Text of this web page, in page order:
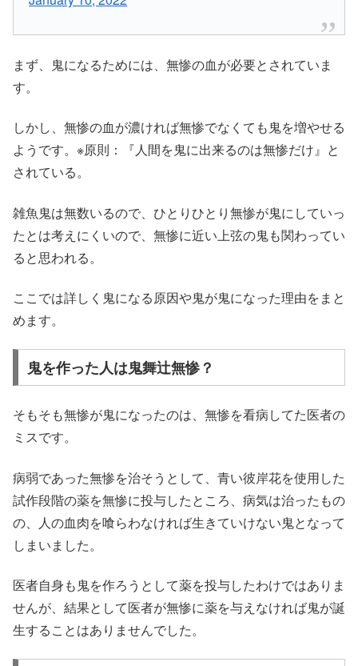
まず、鬼になるためには、無惨の血が必要とされていま
す。
しかし、無惨の血が濃ければ無惨でなくても鬼を増やせる
ようです。※原則：『人間を鬼に出来るのは無惨だけ』と
されている。
雑魚鬼は無数いるので、ひとりひとり無惨が鬼にしていっ
たとは考えにくいので、無惨に近い上弦の鬼も関わってい
ると思われる。
ここでは詳しく鬼になる原因や鬼が鬼になった理由をまと
めます。
鬼を作った人は鬼舞辻無惨？
そもそも無惨が鬼になったのは、無惨を看病してた医者の
ミスです。
病弱であった無惨を治そうとして、青い彼岸花を使用した
試作段階の薬を無惨に投与したところ、病気は治ったもの
の、人の血肉を喰らわなければ生きていけない鬼となって
しまいました。
医者自身も鬼を作ろうとして薬を投与したわけではありま
せんが、結果として医者が無惨に薬を与えなければ鬼が誕
生することはありませんでした。